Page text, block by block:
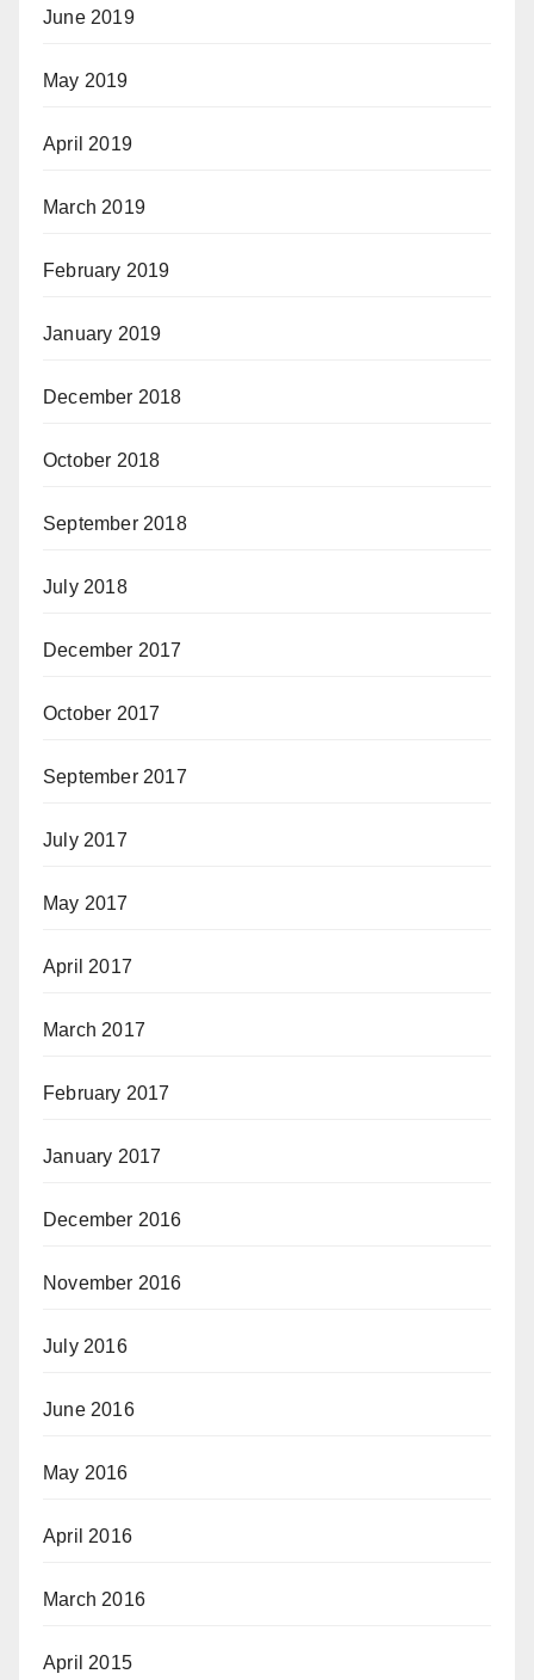
June 2019
May 2019
April 2019
March 2019
February 2019
January 2019
December 2018
October 2018
September 2018
July 2018
December 2017
October 2017
September 2017
July 2017
May 2017
April 2017
March 2017
February 2017
January 2017
December 2016
November 2016
July 2016
June 2016
May 2016
April 2016
March 2016
April 2015